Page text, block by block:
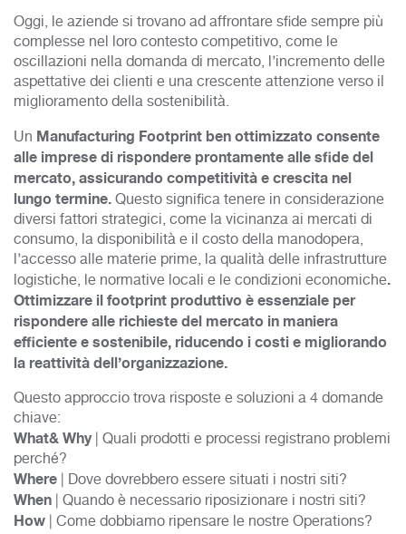
Oggi, le aziende si trovano ad affrontare sfide sempre più
complesse nel loro contesto competitivo, come le
oscillazioni nella domanda di mercato, l’incremento delle
aspettative dei clienti e una crescente attenzione verso il
miglioramento della sostenibilità.
Un Manufacturing Footprint ben ottimizzato consente
alle imprese di rispondere prontamente alle sfide del
mercato, assicurando competitività e crescita nel
lungo termine.Questo significa tenere in considerazione
diversi fattori strategici, come la vicinanza ai mercati di
consumo, la disponibilità e il costo della manodopera,
l’accesso alle materie prime, la qualità delle infrastrutture
logistiche, le normative locali e le condizioni economiche.
Ottimizzare il footprint produttivo è essenziale per
rispondere alle richieste del mercato in maniera
efficiente e sostenibile, riducendo i costi e migliorando
la reattività dell’organizzazione.
Questo approccio trova risposte e soluzioni a 4 domande
chiave:
What& Why| Quali prodotti e processi registrano problemi
perché?
Where | Dove dovrebbero essere situati i nostri siti?
When | Quando è necessario riposizionare i nostri siti?
How | Come dobbiamo ripensare le nostre Operations?